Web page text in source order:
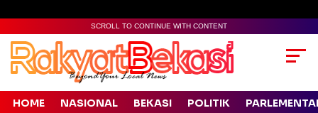
SCROLL TO CONTINUE WITH CONTENT
HOME NASIONAL BEKASI POLITIK